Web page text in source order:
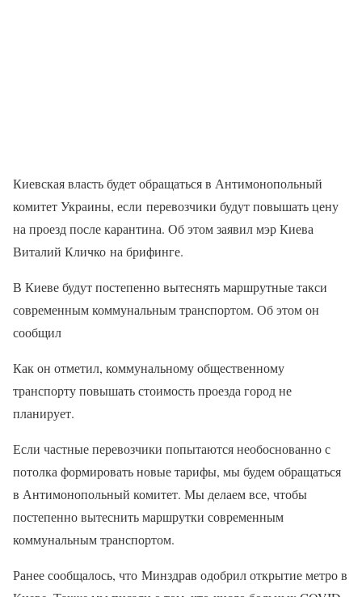
Киевская власть будет обращаться в Антимонопольный
комитет Украины, если перевозчики будут повышать цену
на проезд после карантина. Об этом заявил мэр Киева
Виталий Кличко на брифинге.
В Киеве будут постепенно вытеснять маршрутные такси
современным коммунальным транспортом. Об этом он
сообщил
Как он отметил, коммунальному общественному
транспорту повышать стоимость проезда город не
планирует.
Если частные перевозчики попытаются необоснованно с
потолка формировать новые тарифы, мы будем обращаться
в Антимонопольный комитет. Мы делаем все, чтобы
постепенно вытеснить маршрутки современным
коммунальным транспортом.
Ранее сообщалось, что Минздрав одобрил открытие метро в